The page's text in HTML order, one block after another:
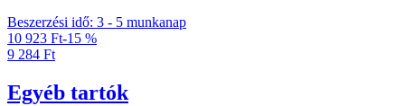
Beszerzési idő: 3 - 5 munkanap
10 923 Ft-15 %
9 284 Ft
Egyéb tartók